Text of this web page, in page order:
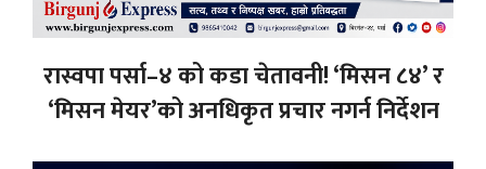
रास्वपा पर्सा–४ को कडा चेतावनी! ‘मिसन ८४’ र
‘मिसन मेयर’को अनधिकृत प्रचार नगर्न निर्देशन